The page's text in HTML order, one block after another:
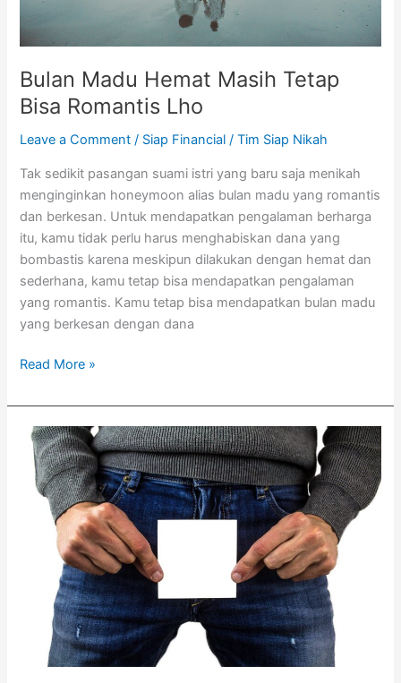
Bulan Madu Hemat Masih Tetap
Bisa Romantis Lho
Leave a Comment / Siap Financial /Tim Siap Nikah
Tak sedikit pasangan suami istri yang baru saja menikah
menginginkan honeymoon alias bulan madu yang romantis
dan berkesan. Untuk mendapatkan pengalaman berharga
itu, kamu tidak perlu harus menghabiskan dana yang
bombastis karena meskipun dilakukan dengan hemat dan
sederhana, kamu tetap bisa mendapatkan pengalaman
yang romantis. Kamu tetap bisa mendapatkan bulan madu
yang berkesan dengan dana
Read More »
Bolehkah
Mempertanyakan
Keperjakaan
Calon
Suami?